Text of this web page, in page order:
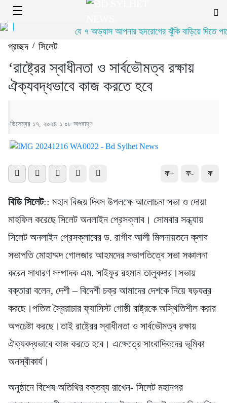
যে ৭ অভ্যাস আপনার হৃদরোগের ঝুঁকি বাড়িয়ে দিতে পারে
প্রচ্ছদ/ সিলেট
‘রাষ্ট্রের স্বাধীনতা ও সার্বভৌমত্ব রক্ষায়
ঐক্যবদ্ধভাবে কাজ করতে হবে
ডিসেম্বর ১৭, ২০২৪ ১:০৮ অপরাহ্ণ
ফ+ ফ- ফ
বিডি সিলেট:: মহান বিজয় দিবস উপলক্ষে আলোচনা সভা ও দোয়া
মাহফিল করেছে সিলেট অনলাইন প্রেসক্লাব। সোমবার সন্ধ্যায়
সিলেট অনলাইন প্রেসক্লাবের ড. রাগীব আলী মিলনায়তনে ক্লাব
সভাপতি মোহাম্মদ গোলজার আহমদের সভাপতিত্বে সভা সঞ্চালনা
করেন সাধারণ সম্পাদক এম. সাইফুর রহমান তালুকদার।সভায়
বক্তারা বলেন, দেশী – বিদেশী চক্র আমাদের দেশকে নিয়ে ষড়যন্ত্র
করছে।পতিত স্বৈরাচার ফ্যাসিস্ট গোষ্ঠী রাষ্ট্রকে অস্থিতিশীল করার
অপচেষ্টা করছে।তাই রাষ্ট্রের স্বাধীনতা ও সার্বভৌমত্ব রক্ষায়
ঐক্যবদ্ধভাবে কাজ করতে হবে। এক্ষেত্রে সাংবাদিকদের ভূমিকা
অনস্বীকার্য।
অনুষ্ঠানে বিশেষ অতিথির বক্তব্য রাখেন- সিলেট মহানগর